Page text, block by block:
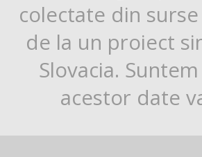
colectate din
de la un proiect
Slovacia.
acestor date